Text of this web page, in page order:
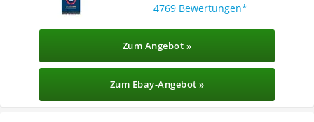
4769 Bewertungen
Zum Angebot »
Zum Ebay-Angebot »